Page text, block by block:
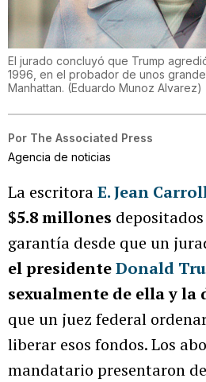
El jurado concluyó que Trump
1996, en el probador de unos
Manhattan. (Eduardo Munoz Alvarez)
Por The Associated Press
Agencia de noticias
La escritoraE. Jean
$5.8 millones
garantía desde que un
el presidenteDonald
sexualmente de ella y la
que un juez federal
liberar esos fondos. Los
mandatario presentaron